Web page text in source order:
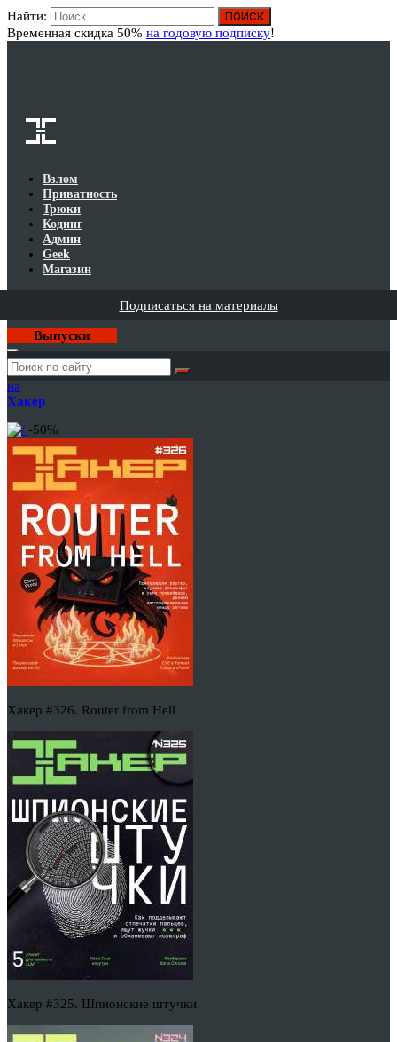
Найти:
Временная скидка 50% на годовую подписку!
Взлом
Приватность
Трюки
Кодинг
Админ
Geek
Магазин
Подписаться на материалы
Выпуски
Годовая
подписка
на
Хакер
-50%
Хакер #326. Router from Hell
Хакер #325. Шпионские штучки